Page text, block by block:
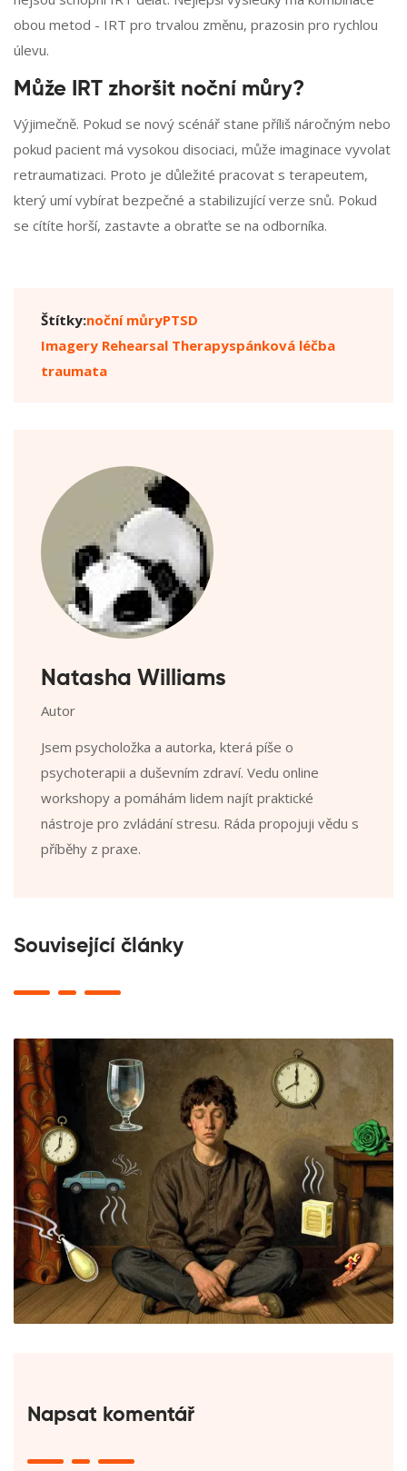
obou metod - IRT pro trvalou změnu, prazosin pro rychlou
úlevu.
Může IRT zhoršit noční můry?
Výjimečně. Pokud se nový scénář stane příliš náročným nebo
pokud pacient má vysokou disociaci, může imaginace vyvolat
retraumatizaci. Proto je důležité pracovat s terapeutem,
který umí vybírat bezpečné a stabilizující verze snů. Pokud
se cítíte horší, zastavte a obraťte se na odborníka.
Štítky:noční můryPTSD
Imagery Rehearsal Therapyspánková léčba
traumata
Natasha Williams
Autor
Jsem psycholožka a autorka, která píše o
psychoterapii a duševním zdraví. Vedu online
workshopy a pomáhám lidem najít praktické
nástroje pro zvládání stresu. Ráda propojuji vědu s
příběhy z praxe.
Související články
Napsat komentář